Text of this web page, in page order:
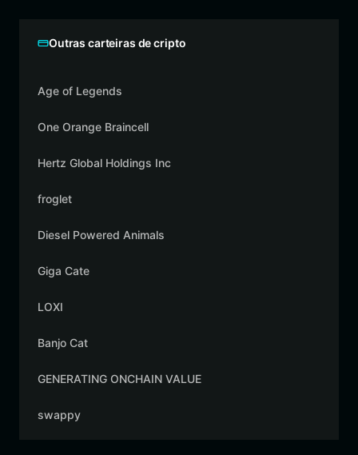
Outras carteiras de cripto
Age of Legends
One Orange Braincell
Hertz Global Holdings Inc
froglet
Diesel Powered Animals
Giga Cate
LOXI
Banjo Cat
GENERATING ONCHAIN VALUE
swappy